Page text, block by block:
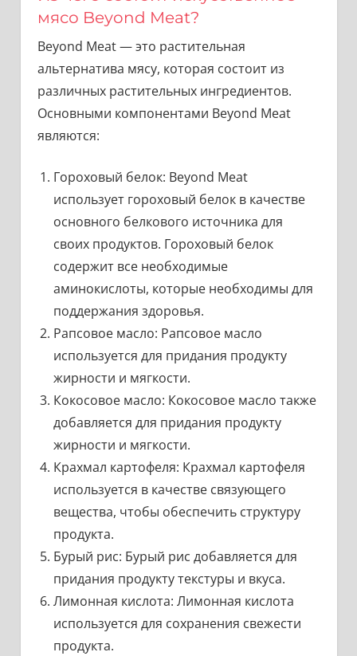
мясо Beyond Meat?
Beyond Meat — это растительная
альтернатива мясу, которая состоит из
различных растительных ингредиентов.
Основными компонентами Beyond Meat
являются:
Гороховый белок: Beyond Meat
использует гороховый белок в качестве
основного белкового источника для
своих продуктов. Гороховый белок
содержит все необходимые
аминокислоты, которые необходимы для
поддержания здоровья.
Рапсовое масло: Рапсовое масло
используется для придания продукту
жирности и мягкости.
Кокосовое масло: Кокосовое масло также
добавляется для придания продукту
жирности и мягкости.
Крахмал картофеля: Крахмал картофеля
используется в качестве связующего
вещества, чтобы обеспечить структуру
продукта.
Бурый рис: Бурый рис добавляется для
придания продукту текстуры и вкуса.
Лимонная кислота: Лимонная кислота
используется для сохранения свежести
продукта.